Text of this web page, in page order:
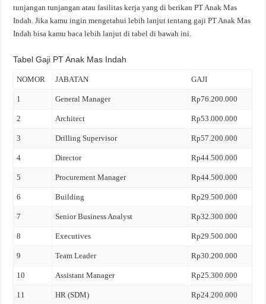
tunjangan tunjangan atau fasilitas kerja yang di berikan PT Anak Mas
Indah. Jika kamu ingin mengetahui lebih lanjut tentang gaji PT Anak Mas
Indah bisa kamu baca lebih lanjut di tabel di bawah ini.
Tabel Gaji PT Anak Mas Indah
NOMOR JABATAN GAJI
1 General Manager Rp76.200.000
2 Architect Rp53.000.000
3 Drilling Supervisor Rp57.200.000
4 Director Rp44.500.000
5 Procurement Manager Rp44.500.000
6 Building Rp29.500.000
7 Senior Business Analyst Rp32.300.000
8 Executives Rp29.500.000
9 Team Leader Rp30.200.000
10 Assistant Manager Rp25.300.000
11 HR (SDM) Rp24.200.000